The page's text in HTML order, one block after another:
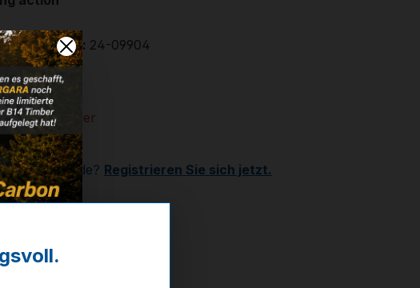
24-09904
€
Nicht auf Lager
kein Kunde? Registrieren Sie sich jetzt.